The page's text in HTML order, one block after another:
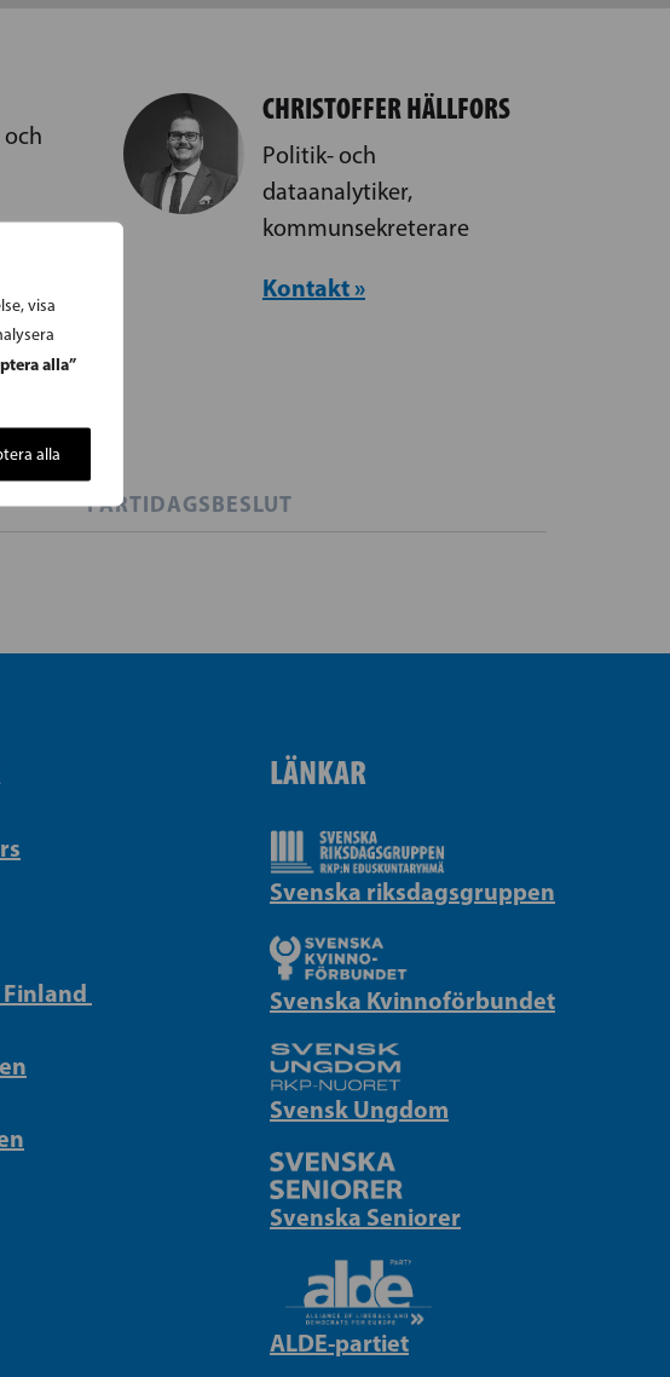
visa
alla”
alla
CHRISTOFFER HÄLLFORS
Politik- och
dataanalytiker,
kommunsekreterare
Kontakt »
PARTIDAGSBESLUT
LÄNKAR
Svenska riksdagsgruppen
Svenska Kvinnoförbundet
Svensk Ungdom
Svenska Seniorer
ALDE-partiet